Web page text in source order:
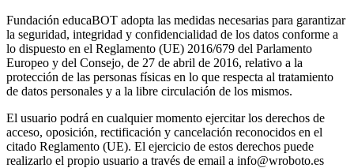
Fundación educaBOT adopta las medidas necesarias para garantizar
la seguridad, integridad y confidencialidad de los datos conforme a
lo dispuesto en el Reglamento (UE) 2016/679 del Parlamento
Europeo y del Consejo, de 27 de abril de 2016, relativo a la
protección de las personas físicas en lo que respecta al tratamiento
de datos personales y a la libre circulación de los mismos.
El usuario podrá en cualquier momento ejercitar los derechos de
acceso, oposición, rectificación y cancelación reconocidos en el
citado Reglamento (UE). El ejercicio de estos derechos puede
realizarlo el propio usuario a través de email a info@wroboto.es